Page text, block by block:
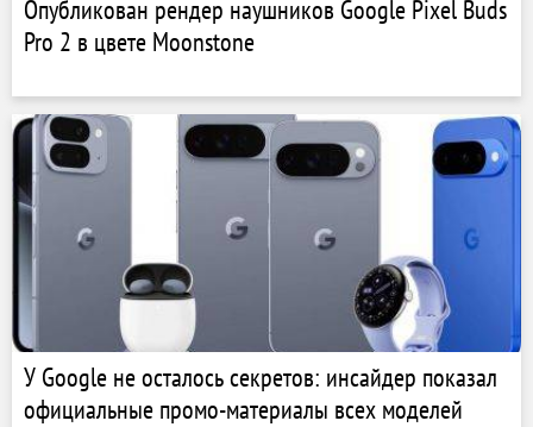
Опубликован рендер наушников Google Pixel Buds
Pro 2 в цвете Moonstone
У Google не осталось секретов: инсайдер показал
официальные промо-материалы всех моделей